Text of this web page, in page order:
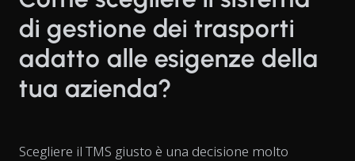
di gestione dei trasporti
adatto alle esigenze della
tua azienda?
Scegliere il TMS giusto è una decisione molto